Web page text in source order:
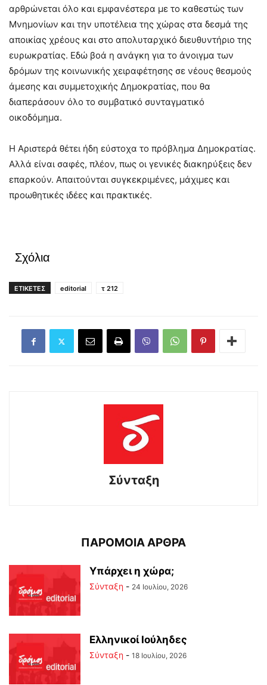
αρθρώνεται όλο και εμφανέστερα με το καθεστώς των
Μνημονίων και την υποτέλεια της χώρας στα δεσμά της
αποικίας χρέους και στο απολυταρχικό διευθυντήριο της
ευρωκρατίας. Εδώ βοά η ανάγκη για το άνοιγμα των
δρόμων της κοινωνικής χειραφέτησης σε νέους θεσμούς
άμεσης και συμμετοχικής Δημοκρατίας, που θα
διαπεράσουν όλο το συμβατικό συνταγματικό
οικοδόμημα.
Η Αριστερά θέτει ήδη εύστοχα το πρόβλημα Δημοκρατίας.
Αλλά είναι σαφές, πλέον, πως οι γενικές διακηρύξεις δεν
επαρκούν. Απαιτούνται συγκεκριμένες, μάχιμες και
προωθητικές ιδέες και πρακτικές.
Σχόλια
ΕΤΙΚΕΤΕΣ editorial τ 212
Σύνταξη
ΠΑΡΟΜΟΙΑ ΑΡΘΡΑ
Υπάρχει η χώρα;
Σύνταξη - 24 Ιουλίου, 2026
Ελληνικοί Ιούληδες
Σύνταξη - 18 Ιουλίου, 2026